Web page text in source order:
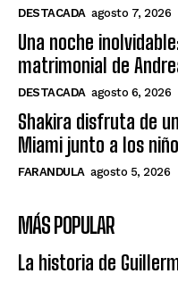
DESTACADA agosto 7, 2026
Una noche
matrimonial de
DESTACADA agosto 6, 2026
Shakira disfruta de
Miami junto a los
FARANDULA agosto 5, 2026
MÁS POPULAR
La historia de